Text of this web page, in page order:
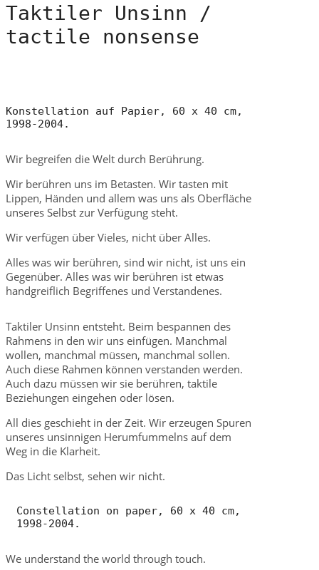
Taktiler Unsinn /
tactile nonsense
Konstellation auf Papier, 60 x 40 cm,
1998-2004.
Wir begreifen die Welt durch Berührung.
Wir berühren uns im Betasten. Wir tasten mit
Lippen, Händen und allem was uns als Oberfläche
unseres Selbst zur Verfügung steht.
Wir verfügen über Vieles, nicht über Alles.
Alles was wir berühren, sind wir nicht, ist uns ein
Gegenüber. Alles was wir berühren ist etwas
handgreiflich Begriffenes und Verstandenes.
Taktiler Unsinn entsteht. Beim bespannen des
Rahmens in den wir uns einfügen. Manchmal
wollen, manchmal müssen, manchmal sollen.
Auch diese Rahmen können verstanden werden.
Auch dazu müssen wir sie berühren, taktile
Beziehungen eingehen oder lösen.
All dies geschieht in der Zeit. Wir erzeugen Spuren
unseres unsinnigen Herumfummelns auf dem
Weg in die Klarheit.
Das Licht selbst, sehen wir nicht.
Constellation on paper, 60 x 40 cm,
1998-2004.
We understand the world through touch.